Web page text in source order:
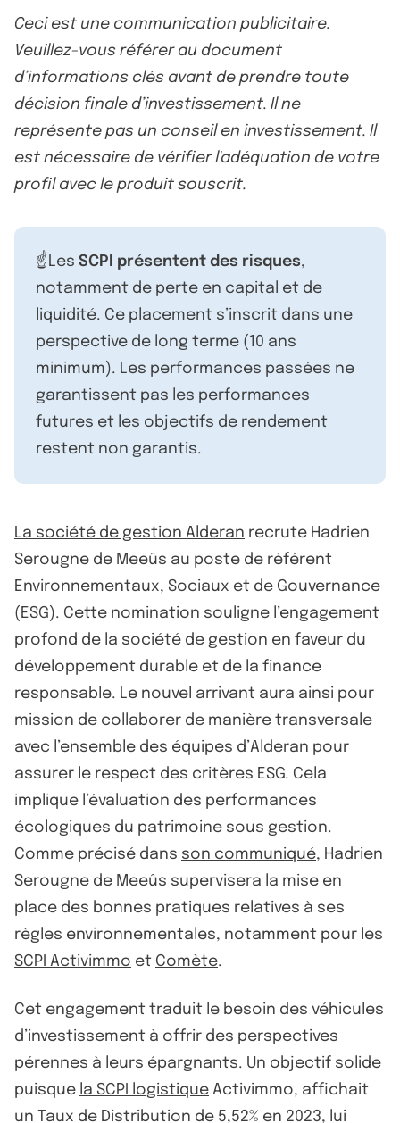
Ceci est une communication publicitaire.
Veuillez-vous référer au document
d’informations clés avant de prendre toute
décision finale d’investissement. Il ne
représente pas un conseil en investissement. Il
est nécessaire de vérifier l'adéquation de votre
profil avec le produit souscrit.
☝️Les SCPI présentent des risques,
notamment de perte en capital et de
liquidité. Ce placement s’inscrit dans une
perspective de long terme (10 ans
minimum). Les performances passées ne
garantissent pas les performances
futures et les objectifs de rendement
restent non garantis.
La société de gestion Alderan recrute Hadrien
Serougne de Meeûs au poste de référent
Environnementaux, Sociaux et de Gouvernance
(ESG). Cette nomination souligne l’engagement
profond de la société de gestion en faveur du
développement durable et de la finance
responsable. Le nouvel arrivant aura ainsi pour
mission de collaborer de manière transversale
avec l’ensemble des équipes d’Alderan pour
assurer le respect des critères ESG. Cela
implique l’évaluation des performances
écologiques du patrimoine sous gestion.
Comme précisé dans son communiqué, Hadrien
Serougne de Meeûs supervisera la mise en
place des bonnes pratiques relatives à ses
règles environnementales, notamment pour les
SCPI Activimmo et Comète.
Cet engagement traduit le besoin des véhicules
d’investissement à offrir des perspectives
pérennes à leurs épargnants. Un objectif solide
puisque la SCPI logistique Activimmo, affichait
un Taux de Distribution de 5,52% en 2023, lui